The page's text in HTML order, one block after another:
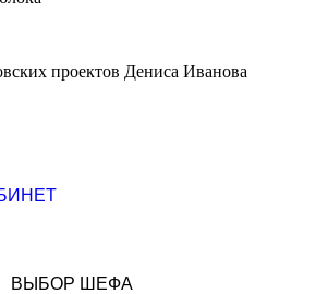
проектов Дениса Иванова
ВЫБОР ШЕФА